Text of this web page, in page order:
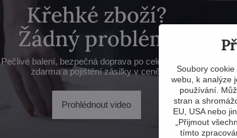
Křehké zboží?
Žádný problém!
Pečlivé balení, bezpečná doprava po celé Evropě
zdarma a pojištění zásilky v ceně.
Prohlédnout video
Soubory
webu, k analýze
používání.
stran a
EU, USA nebo
„Přijmout
tímto